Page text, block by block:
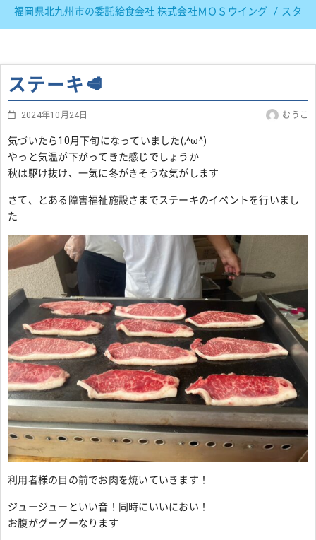
福岡県北九州市の委託給食会社 株式会社ＭＯＳウイング スタッ
ステーキ🥩
2024年10月24日 むうこ
気づいたら10月下旬になっていました(;^ω^)
やっと気温が下がってきた感じでしょうか
秋は駆け抜け、一気に冬がきそうな気がします
さて、とある障害福祉施設さまでステーキのイベントを行いまし
た
利用者様の目の前でお肉を焼いていきます！
ジュージューといい音！同時にいいにおい！
お腹がグーグーなります